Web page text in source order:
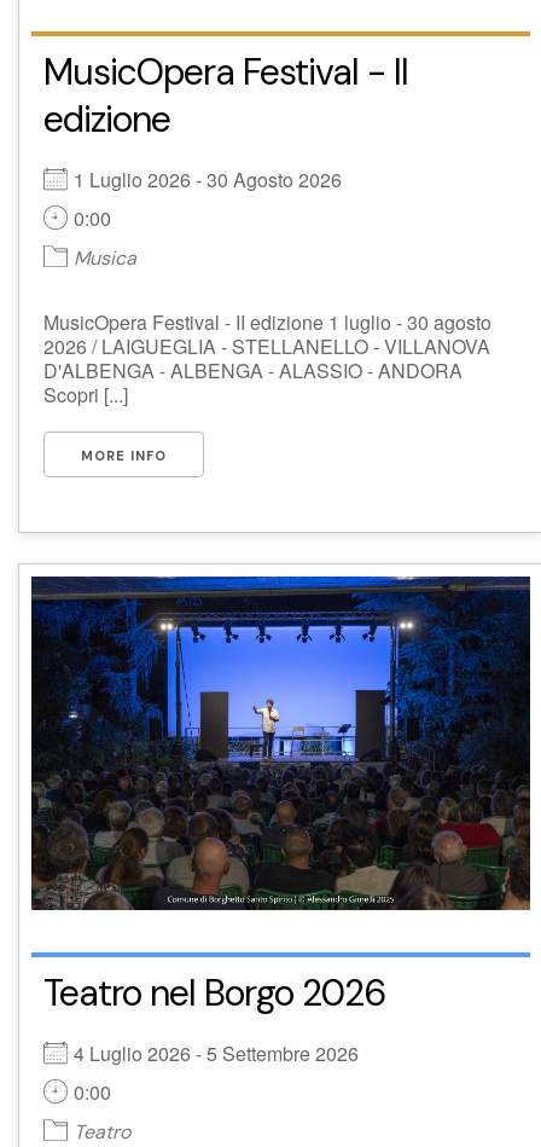
MusicOpera Festival - II
edizione
1 Luglio 2026 - 30 Agosto 2026
0:00
Musica
MusicOpera Festival - II edizione 1 luglio - 30 agosto
2026 / LAIGUEGLIA - STELLANELLO - VILLANOVA
D'ALBENGA - ALBENGA - ALASSIO - ANDORA
Scopri [...]
MORE INFO
Teatro nel Borgo 2026
4 Luglio 2026 - 5 Settembre 2026
0:00
Teatro